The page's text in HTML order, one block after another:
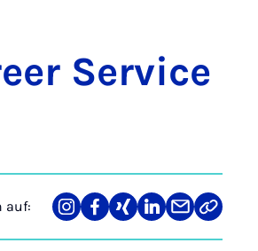
Ser­vice
auf:
Teilen
auf
Teilen
auf
Teilen
auf
Teilen
auf
Teilen
über
Link
kopieren